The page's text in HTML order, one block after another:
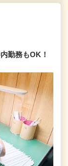
勤務もOK！